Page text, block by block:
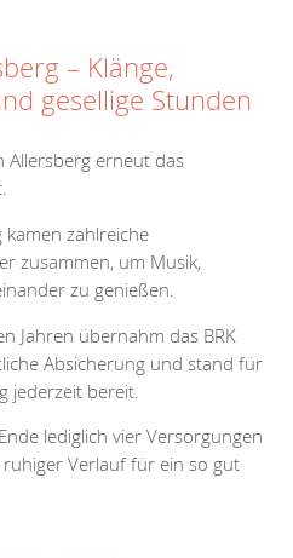
– Klänge,
gesellige Stunden
Allersberg erneut das
kamen zahlreiche
zusammen, um Musik,
zu genießen.
Jahren übernahm das BRK
Absicherung und stand für
jederzeit bereit.
lediglich vier Versorgungen
Verlauf für ein so gut